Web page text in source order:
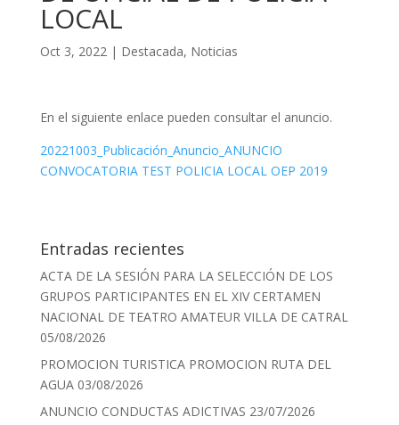
LOCAL
Oct 3, 2022| Destacada, Noticias
En el siguiente enlace pueden consultar el anuncio.
20221003_Publicación_Anuncio_ANUNCIO
CONVOCATORIA TEST POLICIA LOCAL OEP 2019
Entradas recientes
ACTA DE LA SESIÓN PARA LA SELECCIÓN DE LOS
GRUPOS PARTICIPANTES EN EL XIV CERTAMEN
NACIONAL DE TEATRO AMATEUR VILLA DE CATRAL
05/08/2026
PROMOCION TURISTICA PROMOCION RUTA DEL
AGUA 03/08/2026
ANUNCIO CONDUCTAS ADICTIVAS 23/07/2026